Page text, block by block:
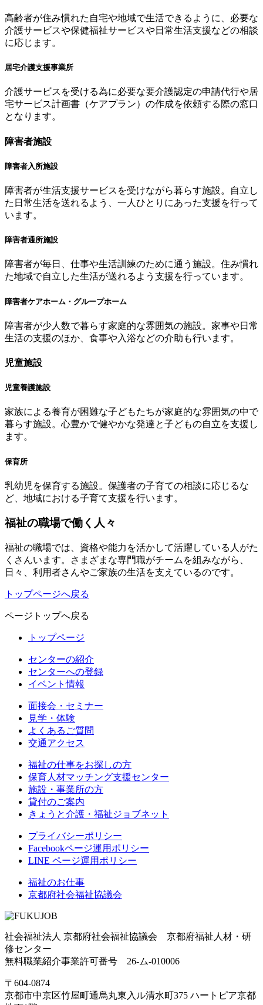
高齢者が住み慣れた自宅や地域で生活できるように、必要な
介護サービスや保健福祉サービスや日常生活支援などの相談
に応じます。
居宅介護支援事業所
介護サービスを受ける為に必要な要介護認定の申請代行や居
宅サービス計画書（ケアプラン）の作成を依頼する際の窓口
となります。
障害者施設
障害者入所施設
障害者が生活支援サービスを受けながら暮らす施設。自立し
た日常生活を送れるよう、一人ひとりにあった支援を行って
います。
障害者通所施設
障害者が毎日、仕事や生活訓練のために通う施設。住み慣れ
た地域で自立した生活が送れるよう支援を行っています。
障害者ケアホーム・グループホーム
障害者が少人数で暮らす家庭的な雰囲気の施設。家事や日常
生活の支援のほか、食事や入浴などの介助も行います。
児童施設
児童養護施設
家族による養育が困難な子どもたちが家庭的な雰囲気の中で
暮らす施設。心豊かで健やかな発達と子どもの自立を支援し
ます。
保育所
乳幼児を保育する施設。保護者の子育ての相談に応じるな
ど、地域における子育て支援を行います。
福祉の職場で働く人々
福祉の職場では、資格や能力を活かして活躍している人がた
くさんいます。さまざまな専門職がチームを組みながら、
日々、利用者さんやご家族の生活を支えているのです。
トップページへ戻る
ページトップへ戻る
トップページ
センターの紹介
センターへの登録
イベント情報
面接会・セミナー
見学・体験
よくあるご質問
交通アクセス
福祉の仕事をお探しの方
保育人材マッチング支援センター
施設・事業所の方
貸付のご案内
きょうと介護・福祉ジョブネット
プライバシーポリシー
Facebookページ運用ポリシー
LINE ページ運用ポリシー
福祉のお仕事
京都府社会福祉協議会
社会福祉法人 京都府社会福祉協議会 京都府福祉人材・研
修センター
無料職業紹介事業許可番号 26-ム-010006
〒604-0874
京都市中京区竹屋町通烏丸東入ル清水町375 ハートピア京都